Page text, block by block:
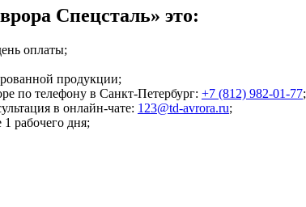
Спецсталь» это:
оплаты;
продукции;
по телефону в Санкт-Петербург: +7 (812) 982-01-77;
в онлайн-чате: 123@td-avrora.ru;
1 рабочего дня;